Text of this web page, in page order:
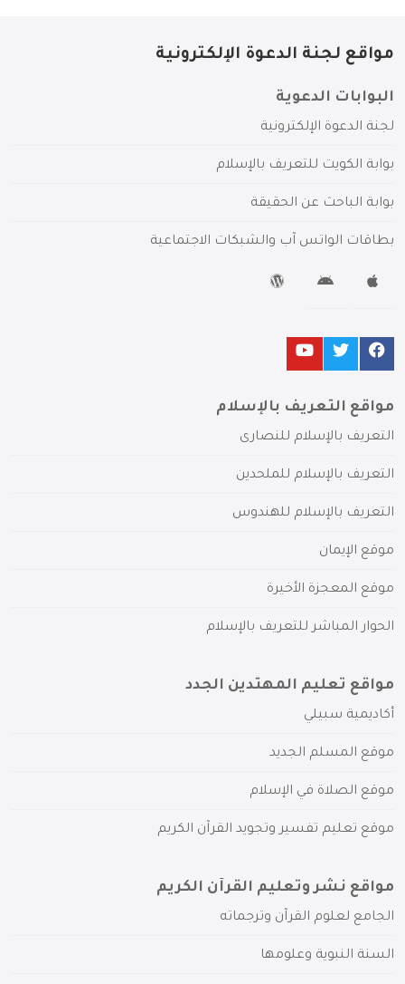
مواقع لجنة الدعوة الإلكترونية
البوابات الدعوية
لجنة الدعوة الإلكترونية
بوابة الكويت للتعريف بالإسلام
بوابة الباحث عن الحقيقة
بطاقات الواتس آب والشبكات الاجتماعية
مواقع التعريف بالإسلام
التعريف بالإسلام للنصارى
التعريف بالإسلام للملحدين
التعريف بالإسلام للهندوس
موقع الإيمان
موقع المعجزة الأخيرة
الحوار المباشر للتعريف بالإسلام
مواقع تعليم المهتدين الجدد
أكاديمية سبيلي
موقع المسلم الجديد
موقع الصلاة في الإسلام
موقع تعليم تفسير وتجويد القرآن الكريم
مواقع نشر وتعليم القرآن الكريم
الجامع لعلوم القرآن وترجماته
السنة النبوية وعلومها